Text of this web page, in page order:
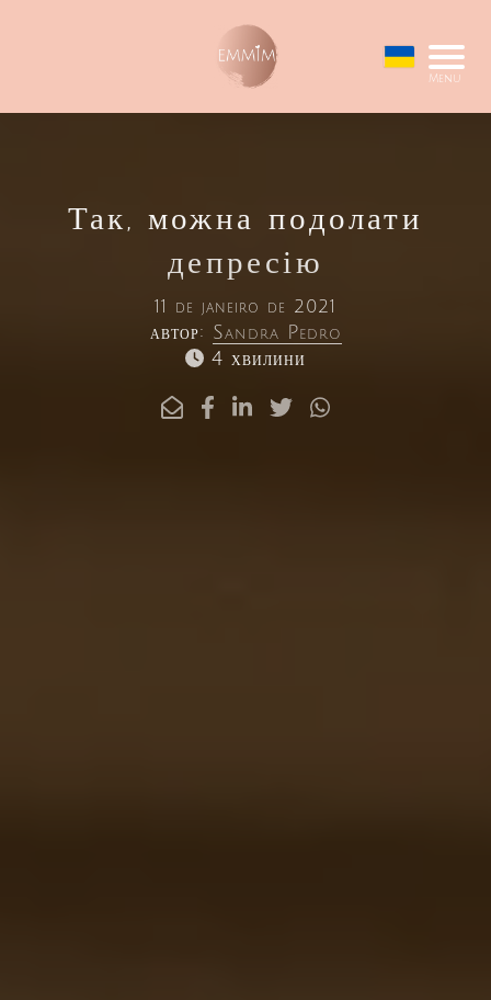
Menu
Так, можна подолати
депресію
11 de janeiro de 2021
автор: Sandra Pedro
4 хвилини